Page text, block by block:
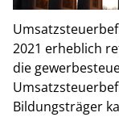
2021 erheblich
die
Bildungsträger